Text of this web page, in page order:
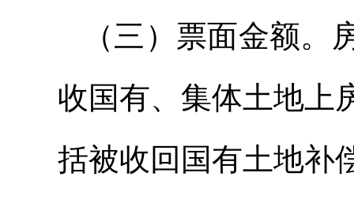
（三）票面金额
收国有、集体土地上
括被收回国有土地补